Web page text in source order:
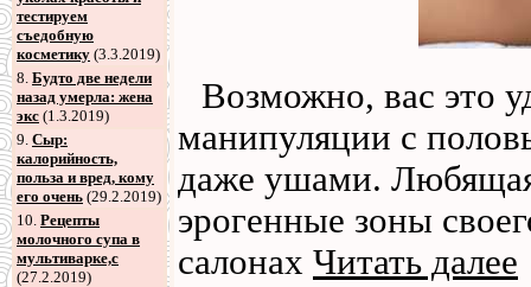
тестируем
съедобную
косметику (3.3.2019)
8. Будто две недели
назад умерла: жена
экс (1.3.2019)
9. Сыр:
калорийность,
польза и вред, кому
его очень (29.2.2019)
10. Рецепты
молочного супа в
мультиварке,с
(27.2.2019)
Возможно, вас это
манипуляции с
даже ушами.
эрогенные зоны
салонах Читать далее